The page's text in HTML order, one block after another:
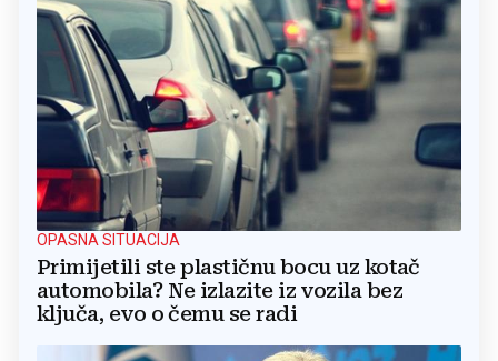
OPASNA SITUACIJA
Primijetili ste plastičnu bocu uz kotač
automobila? Ne izlazite iz vozila bez
ključa, evo o čemu se radi